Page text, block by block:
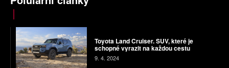
Toyota Land Cruiser. SUV, které je
schopné vyrazit na každou cestu
9. 4. 2024